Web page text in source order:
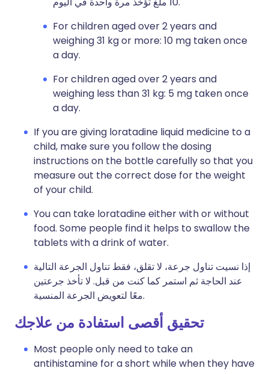
For children aged over 2 years and
weighing 31 kg or more: 10 mg taken once
a day.
For children aged over 2 years and
weighing less than 31 kg: 5 mg taken once
a day.
If you are giving loratadine liquid medicine to a
child, make sure you follow the dosing
instructions on the bottle carefully so that you
measure out the correct dose for the weight
of your child.
You can take loratadine either with or without
food. Some people find it helps to swallow the
tablets with a drink of water.
إذا نسيت تناول جرعة، لا تقلق، فقط تناول الجرعة التالية
عند الحاجة ثم استمر كما كنت من قبل. لا تأخذ جرعتين
معًا لتعويض الجرعة المنسية.
تحقيق أقصى استفادة من علاجك
Most people only need to take an
antihistamine for a short while when they have